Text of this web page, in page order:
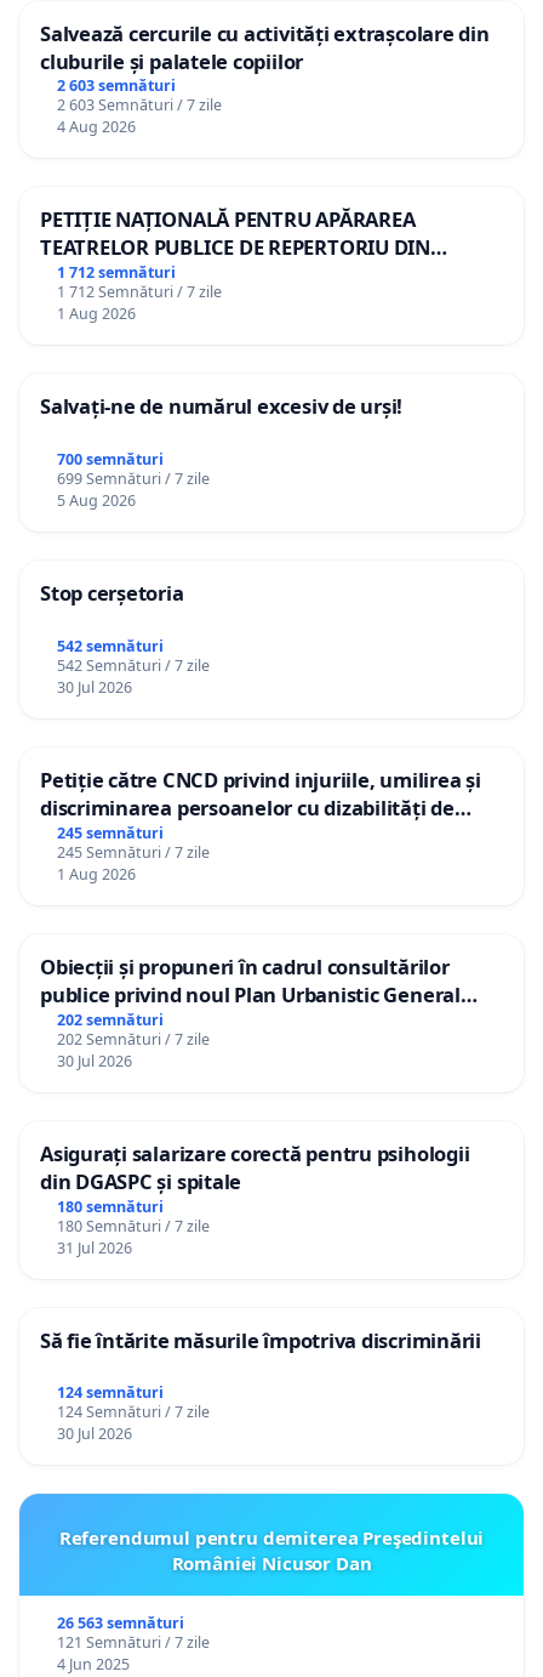
Salvează cercurile cu activități extrașcolare din
cluburile și palatele copiilor
2 603 semnături
2 603 Semnături / 7 zile
4 Aug 2026
PETIȚIE NAȚIONALĂ PENTRU APĂRAREA
TEATRELOR PUBLICE DE REPERTORIU DIN
ROMÂNIA
1 712 semnături
1 712 Semnături / 7 zile
1 Aug 2026
Salvați-ne de numărul excesiv de urși!
700 semnături
699 Semnături / 7 zile
5 Aug 2026
Stop cerșetoria
542 semnături
542 Semnături / 7 zile
30 Jul 2026
Petiție către CNCD privind injuriile, umilirea și
discriminarea persoanelor cu dizabilități de
către utilizatorul TikTok „Gorici”
245 semnături
245 Semnături / 7 zile
1 Aug 2026
Obiecții și propuneri în cadrul consultărilor
publice privind noul Plan Urbanistic General
(PUG) Ialoveni
202 semnături
202 Semnături / 7 zile
30 Jul 2026
Asigurați salarizare corectă pentru psihologii
din DGASPC și spitale
180 semnături
180 Semnături / 7 zile
31 Jul 2026
Să fie întărite măsurile împotriva discriminării
124 semnături
124 Semnături / 7 zile
30 Jul 2026
Referendumul pentru demiterea Preşedintelui
României Nicusor Dan
26 563 semnături
121 Semnături / 7 zile
4 Jun 2025